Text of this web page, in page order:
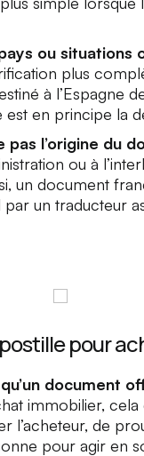
ou situations
plus
à l’Espagne
est en principe la
l’origine du
ou à
un document
un traducteur
pour
document
immobilier,
l’acheteur, de
pour agir en